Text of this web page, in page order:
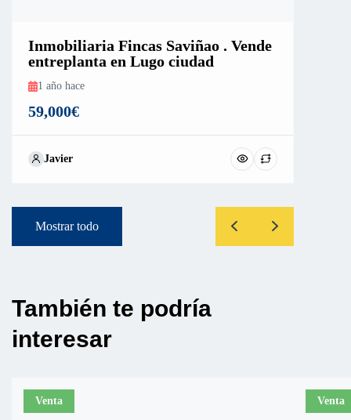
Inmobiliaria Fincas Saviñao . Vende
entreplanta en Lugo ciudad
1 año hace
59,000€
Javier
Mostrar todo
También te podría
interesar
Venta Venta